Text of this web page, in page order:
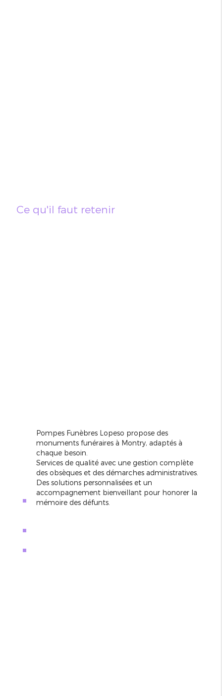
Ce qu'il faut retenir
Pompes Funèbres Lopeso propose des
monuments funéraires à Montry, adaptés à
chaque besoin.
Services de qualité avec une gestion complète
des obsèques et des démarches administratives.
Des solutions personnalisées et un
accompagnement bienveillant pour honorer la
mémoire des défunts.